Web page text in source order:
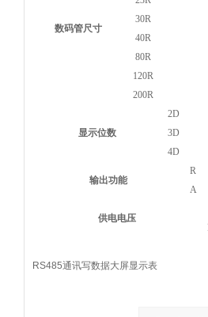
数码管尺寸
30R
40R
80R
120R
200R
显示位数
2D
3D
4D
输出功能
R
A
供电电压
RS485通讯写数据大屏显示表